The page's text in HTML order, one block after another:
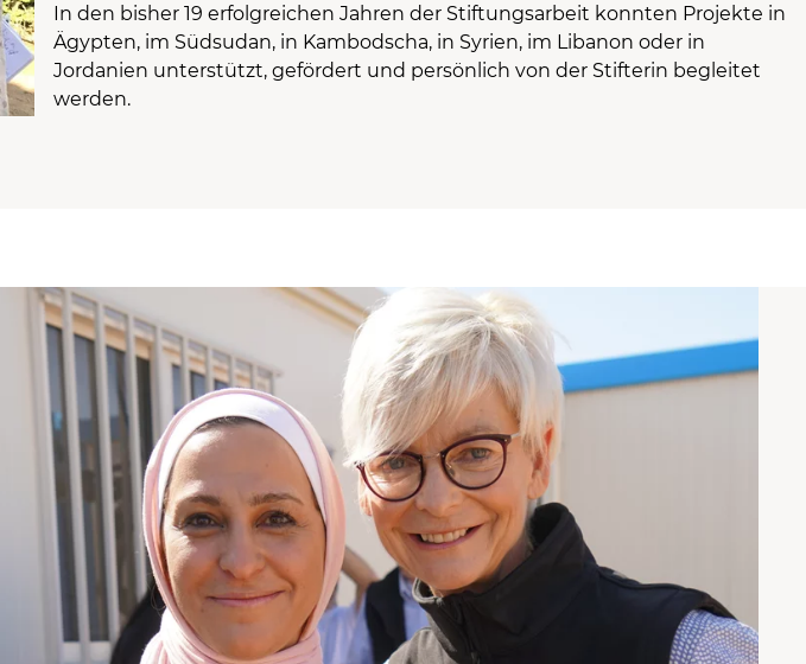
In den bisher 19 erfolgreichen Jahren der Stiftungsarbeit konnten Projekte in
Ägypten, im Südsudan, in Kambodscha, in Syrien, im Libanon oder in
Jordanien unterstützt, gefördert und persönlich von der Stifterin begleitet
werden.